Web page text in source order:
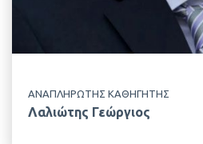
ΑΝΑΠΛΗΡΩΤΗΣ ΚΑΘΗΓΗΤΗΣ
Λαλιώτης Γεώργιος